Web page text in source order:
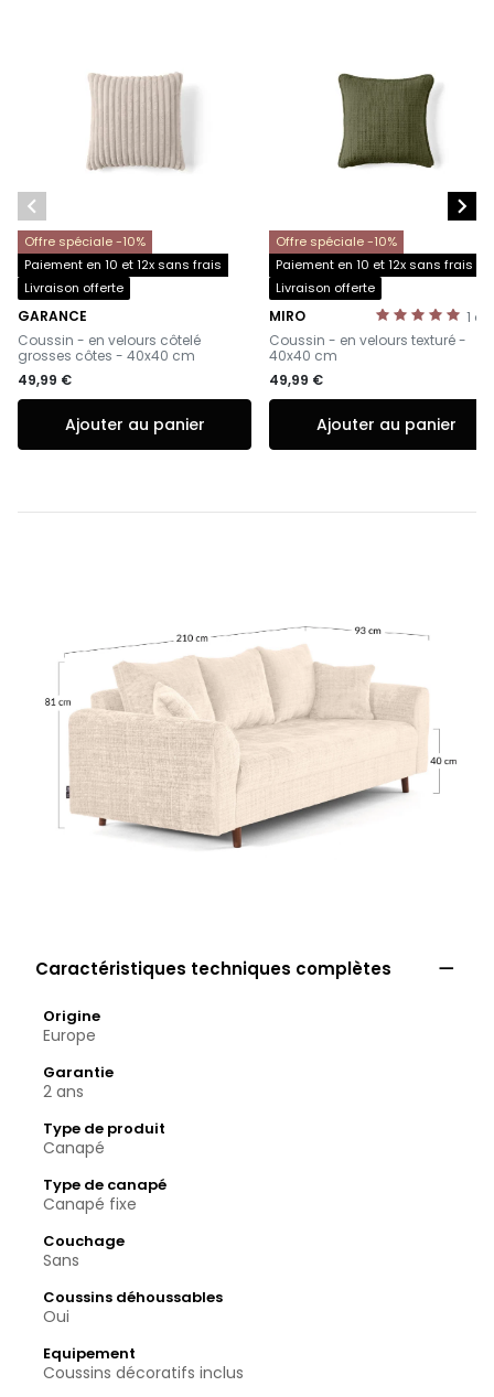
Offre spéciale -10%
Paiement en 10 et 12x sans frais
Livraison offerte
GARANCE
-
Coussin - en velours côtelé
grosses côtes - 40x40 cm
49,99 €
Ajouter au panier
Offre spéciale -10%
Paiement en 10 et 12x sans frais
Livraison offerte
1
MIRO
-
Coussin - en velours texturé -
40x40 cm
49,99 €
Ajouter au panier
 
Caractéristiques techniques complètes 
Origine
Europe
Garantie
2 ans
Type de produit
Canapé
Type de canapé
Canapé fixe
Couchage
Sans
Coussins déhoussables
Oui
Equipement
Coussins décoratifs inclus